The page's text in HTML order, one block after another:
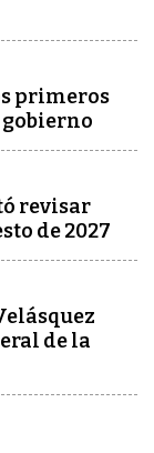
primeros
revisar
de 2027
de la